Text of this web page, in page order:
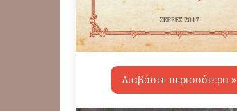
Διαβάστε περισσότερα »